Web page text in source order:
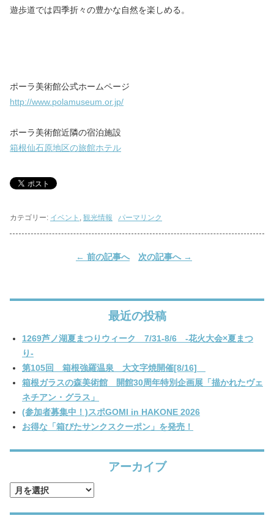
遊歩道では四季折々の豊かな自然を楽しめる。
ポーラ美術館公式ホームページ
http://www.polamuseum.or.jp/
ポーラ美術館近隣の宿泊施設
箱根仙石原地区の旅館ホテル
カテゴリー: イベント , 観光情報 パーマリンク
← 前の記事へ 次の記事へ →
最近の投稿
1269芦ノ湖夏まつりウィーク 7/31-8/6 -花火大会×夏まつ
り-
第105回 箱根強羅温泉 大文字焼開催[8/16]
箱根ガラスの森美術館 開館30周年特別企画展「描かれたヴェ
ネチアン・グラス」
(参加者募集中！)スポGOMI in HAKONE 2026
お得な「箱ぴたサンクスクーポン」を発売！
アーカイブ
ア